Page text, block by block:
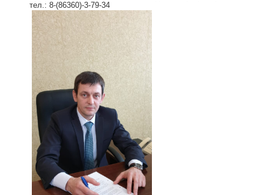
тел.: 8-(86360)-3-79-34